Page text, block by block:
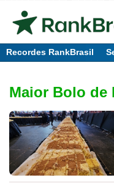
Recordes RankBrasil
Maior Bolo de